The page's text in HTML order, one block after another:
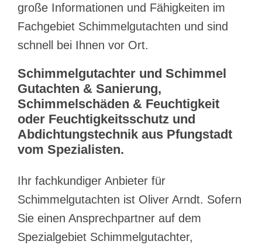
große Informationen und Fähigkeiten im
Fachgebiet Schimmelgutachten und sind
schnell bei Ihnen vor Ort.
Schimmelgutachter und Schimmel
Gutachten & Sanierung,
Schimmelschäden & Feuchtigkeit
oder Feuchtigkeitsschutz und
Abdichtungstechnik aus Pfungstadt
vom Spezialisten.
Ihr fachkundiger Anbieter für
Schimmelgutachten ist Oliver Arndt. Sofern
Sie einen Ansprechpartner auf dem
Spezialgebiet Schimmelgutachter,